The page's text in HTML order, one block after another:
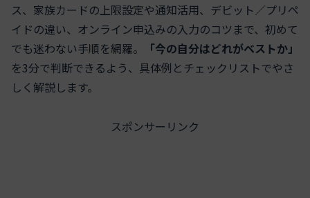
ス、家族カードの上限設定や通知活用、デビット／プリペ
イドの違い、オンライン申込みの入力のコツまで、初めて
でも迷わない手順を網羅。
「今の自分はどれがベストか」
を3分で判断できるよう、具体例とチェックリストでやさ
しく解説します。
スポンサーリンク